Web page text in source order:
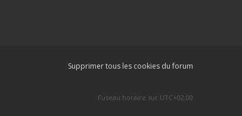
Supprimer tous les cookies du forum
Fuseau horaire sur UTC+02:00